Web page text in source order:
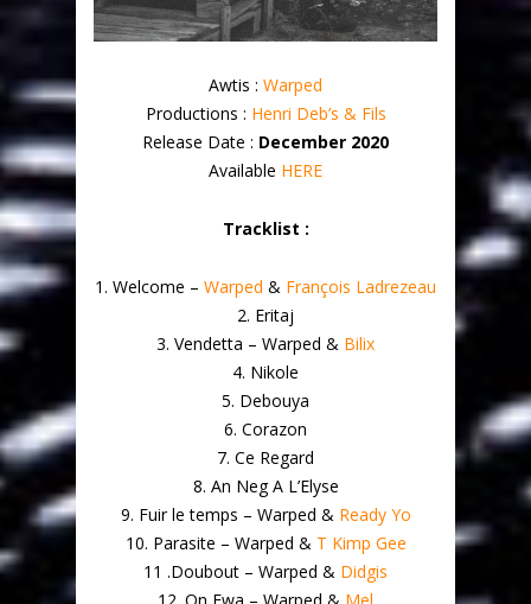
Awtis : Warped
Productions : Henri Deb’s & Fils
Release Date : December 2020
Available HERE
Tracklist :
1. Welcome – Warped & François Ladrezeau
2. Eritaj
3. Vendetta – Warped & Bilix
4. Nikole
5. Debouya
6. Corazon
7. Ce Regard
8. An Neg A L’Elyse
9. Fuir le temps – Warped & Ready Yo
10. Parasite – Warped & T Kimp Gee
11 .Doubout – Warped & Didgis